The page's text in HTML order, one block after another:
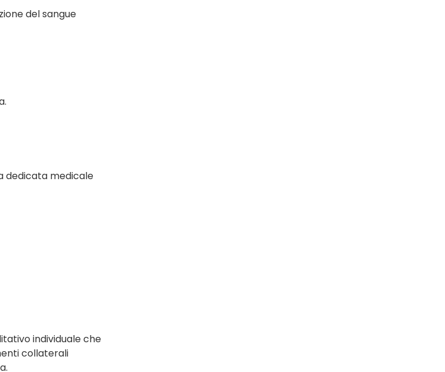
del sangue
dedicata medicale
individuale che
collaterali